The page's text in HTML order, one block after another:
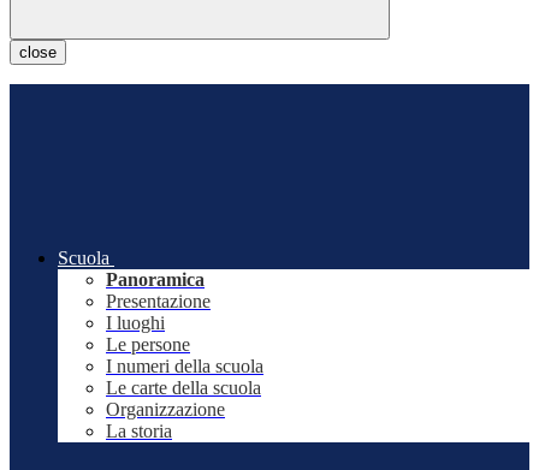
close
Scuola
Panoramica
Presentazione
I luoghi
Le persone
I numeri della scuola
Le carte della scuola
Organizzazione
La storia